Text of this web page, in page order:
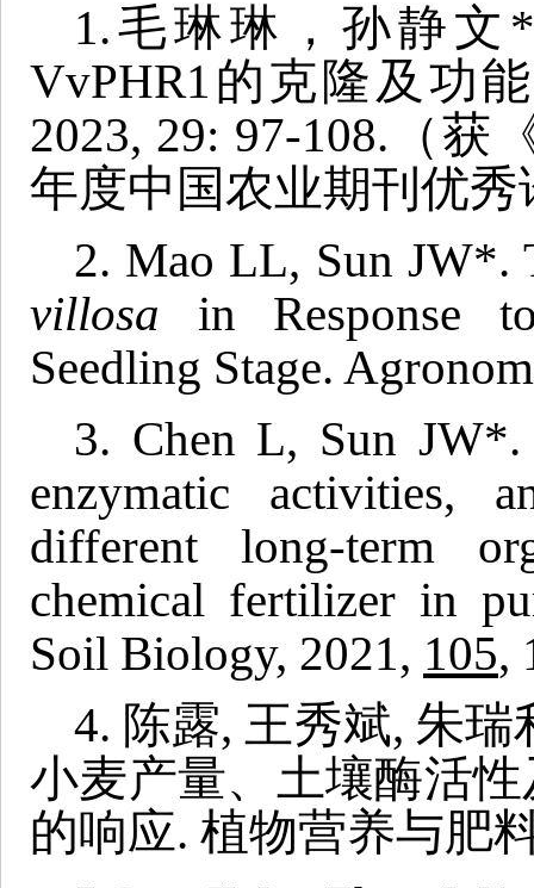
1.毛琳琳，孙静文
VvPHR1的克隆及功
2023, 29: 97-108.（
年度中国农业期刊优秀
2. Mao LL, Sun JW*.
villosa in Response
Seedling Stage.
3. Chen L, Sun JW*.
enzymatic activities,
different long-term
chemical fertilizer in
Soil Biology, 2021, 105,
4. 陈露, 王秀斌, 朱
小麦产量、土壤酶活
的响应. 植物营养与肥